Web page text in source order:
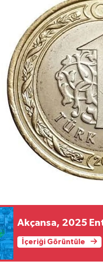
Akçansa, 2025
İçeriği Görüntüle